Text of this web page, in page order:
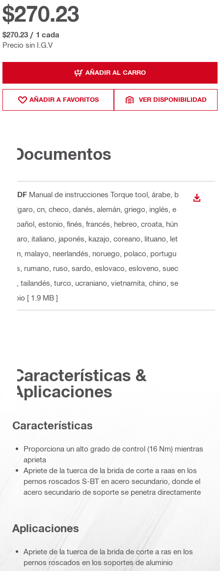
Precio sin I.G.V
$270.23
$270.23 / 1 cada
AÑADIR AL CARRO
AÑADIR A FAVORITOS VER DISPONIBILIDAD
Documentos
PDF Manual de instrucciones Torque tool , árabe, b
úlgaro, cn, checo, danés, alemán, griego, inglés, e
spañol, estonio, finés, francés, hebreo, croata, hún
garo, italiano, japonés, kazajo, coreano, lituano, let
ón, malayo, neerlandés, noruego, polaco, portugu
és, rumano, ruso, sardo, eslovaco, esloveno, suec
o, tailandés, turco, ucraniano, vietnamita, chino, se
rbio [ 1.9 MB ]
Características &
Aplicaciones
Caracterí­sticas
Proporciona un alto grado de control (16 Nm) mientras
aprieta
Apriete de la tuerca de la brida de corte a raas en los
pernos roscados S-BT en acero secundario, donde el
acero secundario de soporte se penetra directamente
Aplicaciones
Apriete de la tuerca de la brida de corte a ras en los
pernos roscados en los soportes de aluminio